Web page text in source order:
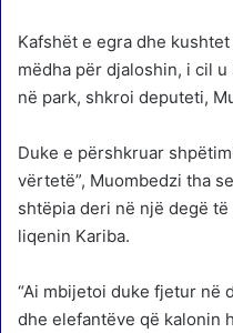
Kafshët e egra dhe
mëdha për djaloshin, i cil
në park, shkroi deputeti,
Duke e përshkruar
vërtetë”, Muombedzi tha
shtëpia deri në një degë
liqenin Kariba.
“Ai mbijetoi duke fjetur në
dhe elefantëve që kalonin